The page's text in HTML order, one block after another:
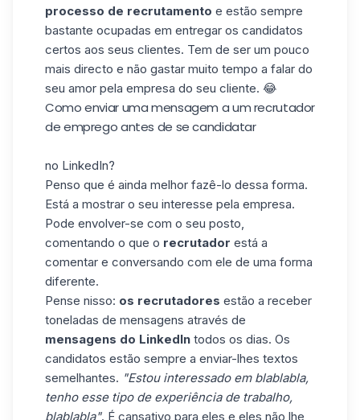
processo de recrutamento e estão sempre
bastante ocupadas em entregar os candidatos
certos aos seus clientes. Tem de ser um pouco
mais directo e não gastar muito tempo a falar do
seu amor pela empresa do seu cliente. 😂
Como enviar uma mensagem a um recrutador
de emprego antes de se candidatar
no LinkedIn?
Penso que é ainda melhor fazê-lo dessa forma.
Está a mostrar o seu interesse pela empresa.
Pode envolver-se com o seu posto,
comentando o que o recrutador está a
comentar e conversando com ele de uma forma
diferente.
Pense nisso: os recrutadores estão a receber
toneladas de mensagens através de
mensagens do LinkedIn todos os dias. Os
candidatos estão sempre a enviar-lhes textos
semelhantes. "Estou interessado em blablabla,
tenho esse tipo de experiência de trabalho,
blablabla". É cansativo para eles e eles não lhe